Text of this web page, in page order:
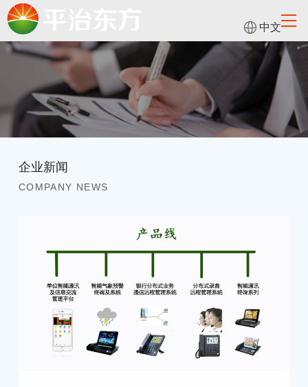
中文
企业新闻
COMPANY NEWS